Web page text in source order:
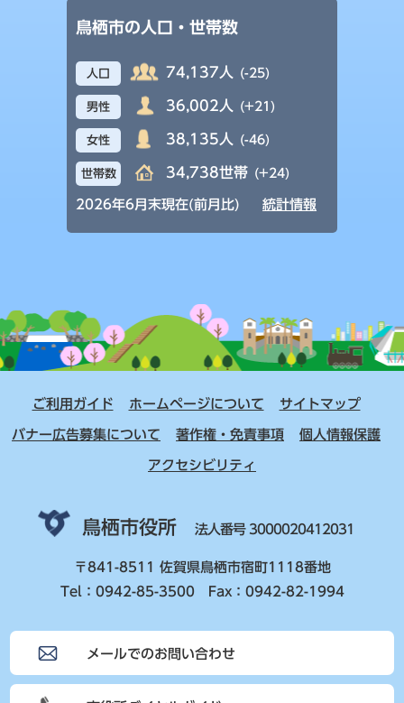
鳥栖市の人口・世帯数
人口 74,137人 (-25)
男性 36,002人 (+21)
女性 38,135人 (-46)
世帯数 34,738世帯 (+24)
2026年6月末現在(前月比) 統計情報
ご利用ガイド ホームページについて サイトマップ
バナー広告募集について 著作権・免責事項 個人情報保護
アクセシビリティ
鳥栖市役所 法人番号 3000020412031
〒841-8511 佐賀県鳥栖市宿町1118番地
Tel：0942-85-3500 Fax：0942-82-1994
メールでのお問い合わせ